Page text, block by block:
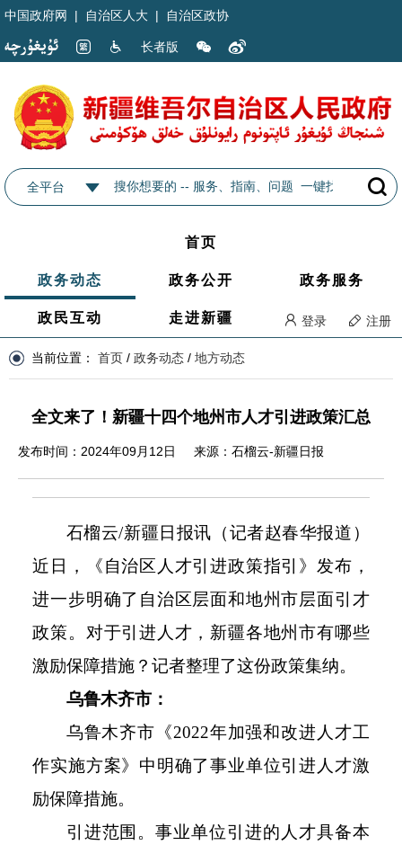
中国政府网 | 自治区人大 | 自治区政协
长者版
全平台
首页
政务动态 政务公开 政务服务
政民互动 走进新疆 登录 注册
当前位置： 首页 / 政务动态 / 地方动态
全文来了！新疆十四个地州市人才引进政策汇总
发布时间：2024年09月12日 来源：石榴云-新疆日报
石榴云/新疆日报讯（记者赵春华报道）
近日，《自治区人才引进政策指引》发布，
进一步明确了自治区层面和地州市层面引才
政策。对于引进人才，新疆各地州市有哪些
激励保障措施？记者整理了这份政策集纳。
乌鲁木齐市：
乌鲁木齐市《2022年加强和改进人才工
作实施方案》中明确了事业单位引进人才激
励保障措施。
引进范围。事业单位引进的人才具备本